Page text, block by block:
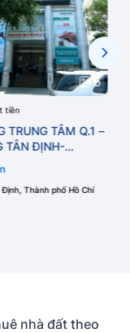
6
tiền
TRUNG TÂM Q.1 –
TÂN ĐỊNH-
TỶ/THÁNG
Thành phố Hồ Chí
nhà đất theo